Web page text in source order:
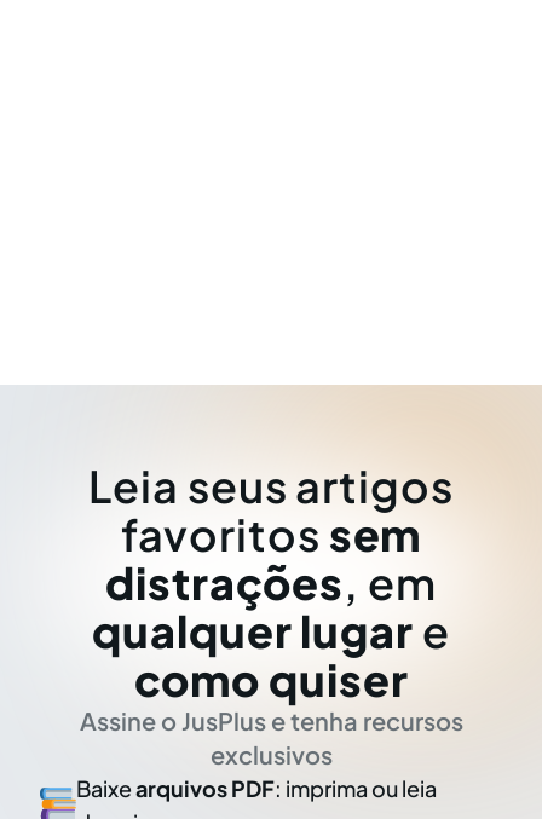
Leia seus artigos
favoritos sem
distrações, em
qualquer lugar e
como quiser
Assine o JusPlus e tenha recursos
exclusivos
Baixearquivos PDF: imprima ou leia